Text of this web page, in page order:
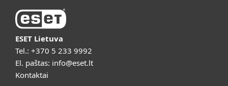
ESET Lietuva
Tel.: +370 5 233 9992
El. paštas: info@eset.lt
Kontaktai